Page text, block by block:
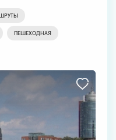
ПЕШЕХОДНАЯ